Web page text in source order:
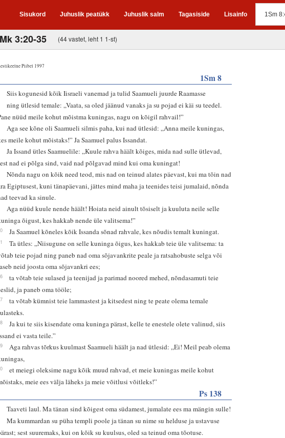
Sisukord Juhuslik peatükk Juhuslik salm Tagasiside Lisainfo
3:20-35 (44 vastet, leht 1 1-st)
Piibel 1997
1Sm 8
Siis kogunesid kõik Iisraeli vanemad ja tulid Saamueli juurde Raamasse
ning ütlesid temale: „Vaata, sa oled jäänud vanaks ja su pojad ei käi su teedel.
nüüd meile kohut mõistma kuningas, nagu on kõigil rahvail!”
Aga see kõne oli Saamueli silmis paha, kui nad ütlesid: „Anna meile kuningas,
meile kohut mõistaks!” Ja Saamuel palus Issandat.
Ja Issand ütles Saamuelile: „Kuule rahva häält kõiges, mida nad sulle ütlevad,
nad ei põlga sind, vaid nad põlgavad mind kui oma kuningat!
Nõnda nagu on kõik need teod, mis nad on teinud alates päevast, kui ma tõin nad
Egiptusest, kuni tänapäevani, jättes mind maha ja teenides teisi jumalaid, nõnda
teevad ka sinule.
Aga nüüd kuule nende häält! Hoiata neid ainult tõsiselt ja kuuluta neile selle
õigust, kes hakkab nende üle valitsema!”
Ja Saamuel kõneles kõik Issanda sõnad rahvale, kes nõudis temalt kuningat.
Ta ütles: „Niisugune on selle kuninga õigus, kes hakkab teie üle valitsema: ta
teie pojad ning paneb nad oma sõjavankrite peale ja ratsahobuste selga või
neid joosta oma sõjavankri ees;
ta võtab teie sulased ja teenijad ja parimad noored mehed, nõndasamuti teie
ja paneb oma tööle;
ta võtab kümnist teie lammastest ja kitsedest ning te peate olema temale
Ja kui te siis kisendate oma kuninga pärast, kelle te enestele olete valinud, siis
ei vasta teile.”
Aga rahvas tõrkus kuulmast Saamueli häält ja nad ütlesid: „Ei! Meil peab olema
et meiegi oleksime nagu kõik muud rahvad, et meie kuningas meile kohut
meie ees välja läheks ja meie võitlusi võitleks!”
Ps 138
Taaveti laul. Ma tänan sind kõigest oma südamest, jumalate ees ma mängin sulle!
Ma kummardan su püha templi poole ja tänan su nime su helduse ja ustavuse
sest suuremaks, kui on kõik su kuulsus, oled sa teinud oma tõotuse.